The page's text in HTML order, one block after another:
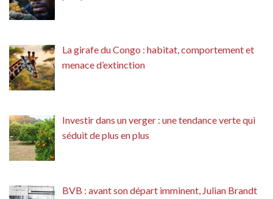
La girafe du Congo : habitat, comportement et
menace d’extinction
Investir dans un verger : une tendance verte qui
séduit de plus en plus
BVB : avant son départ imminent, Julian Brandt